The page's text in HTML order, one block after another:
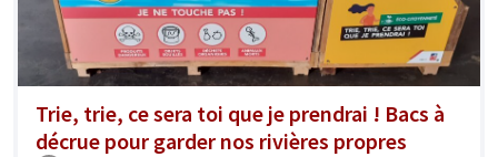
Trie, trie, ce sera toi que je prendrai ! Bacs à
décrue pour garder nos rivières propres